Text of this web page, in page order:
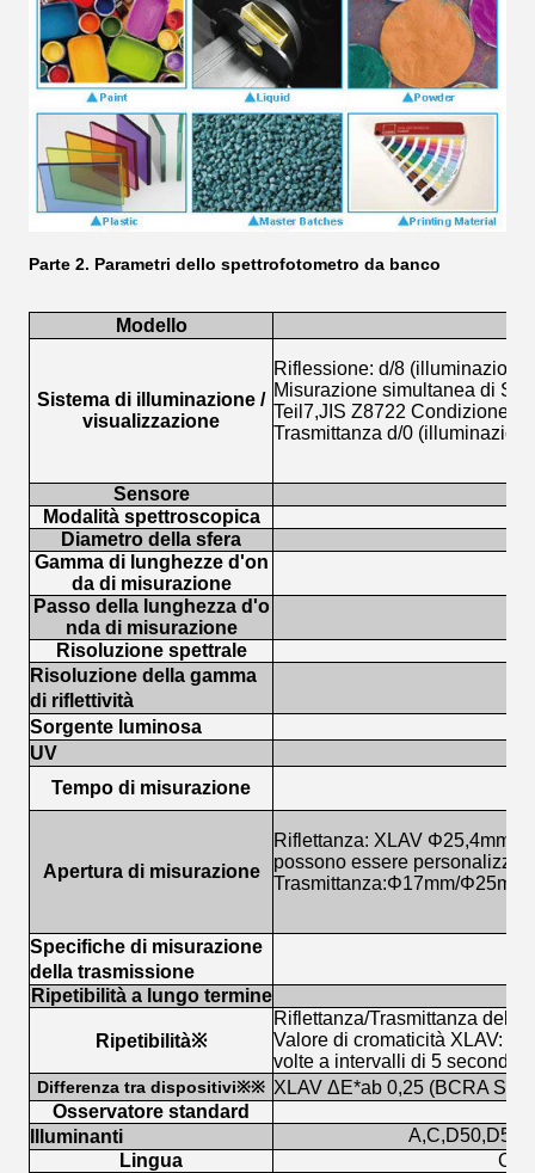
Parte 2. Parametri dello spettrofotometro da banco
Modello
Sistema di illuminazione /
visualizzazione
Riflessione: d/8
Misurazione simultanea di
Teil7,JIS Z8722 Condizione C
Trasmittanza d/0
Sensore
Modalità spettroscopica
Diametro della sfera
Gamma di lunghezze d'on
da di misurazione
Passo della lunghezza d'o
nda di misurazione
Risoluzione spettrale
Risoluzione della gamma
di riflettività
Sorgente luminosa
UV
Tempo di misurazione
Apertura di misurazione
Riflettanza: XLAV Φ25,4mm/
possono essere
Trasmittanza:Φ17mm/Φ25mm
Specifiche di misurazione
della trasmissione
Ripetibilità a lungo termine
Ripetibilità※
Riflettanza/Trasmittanza dello
Valore di cromaticità XLAV:
volte a intervalli di 5 secondi
Differenza tra dispositivi※※ XLAV ΔE*ab 0,25 (BCRA
Osservatore standard
Illuminanti
Lingua